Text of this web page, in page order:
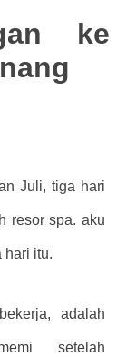
ke
Juli, tiga hari
resor spa. aku
hari itu.
adalah
setelah